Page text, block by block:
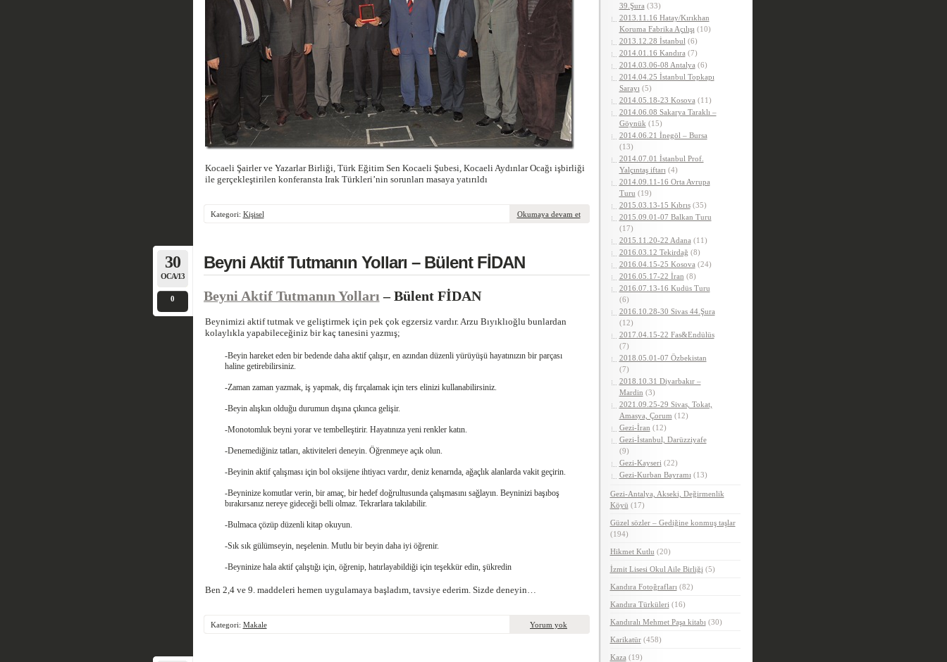
Kocaeli Şairler ve Yazarlar Birliği, Türk Eğitim Sen Kocaeli Şubesi, Kocaeli Aydınlar Ocağı işbirliği
ile gerçekleştirilen konferansta Irak Türkleri’nin sorunları masaya yatırıldı
Kategori: Kişisel Okumaya devam et
30
OCA/13
0
Beyni Aktif Tutmanın Yolları – Bülent FİDAN
Beyni Aktif Tutmanın Yolları – Bülent FİDAN
Beynimizi aktif tutmak ve geliştirmek için pek çok egzersiz vardır. Arzu Bıyıklıoğlu bunlardan
kolaylıkla yapabileceğiniz bir kaç tanesini yazmış;
-Beyin hareket eden bir bedende daha aktif çalışır, en azından düzenli yürüyüşü hayatınızın bir parçası
haline getirebilirsiniz.
-Zaman zaman yazmak, iş yapmak, diş fırçalamak için ters elinizi kullanabilirsiniz.
-Beyin alışkın olduğu durumun dışına çıkınca gelişir.
-Monotomluk beyni yorar ve tembelleştirir. Hayatınıza yeni renkler katın.
-Denemediğiniz tatları, aktiviteleri deneyin. Öğrenmeye açık olun.
-Beyinin aktif çalışması için bol oksijene ihtiyacı vardır, deniz kenarnda, ağaçlık alanlarda vakit geçirin.
-Beyninize komutlar verin, bir amaç, bir hedef doğrultusunda çalışmasını sağlayın. Beyninizi başıboş
bırakırsanız nereye gideceği belli olmaz. Tekrarlara takılabilir.
-Bulmaca çözüp düzenli kitap okuyun.
-Sık sık gülümseyin, neşelenin. Mutlu bir beyin daha iyi öğrenir.
-Beyninize hala aktif çalıştığı için, öğrenip, hatırlayabildiği için teşekkür edin, şükredin
Ben 2,4 ve 9. maddeleri hemen uygulamaya başladım, tavsiye ederim. Sizde deneyin…
Kategori: Makale Yorum yok
39.Şura (33)
2013.11.16 Hatay/Kırıkhan
Koruma Fabrika Açılışı (10)
2013.12.28 İstanbul (6)
2014.01.16 Kandıra (7)
2014.03.06-08 Antalya (6)
2014.04.25 İstanbul Topkapı
Sarayı (5)
2014.05.18-23 Kosova (11)
2014.06.08 Sakarya Taraklı –
Göynük (15)
2014.06.21 İnegöl – Bursa
(13)
2014.07.01 İstanbul Prof.
Yalçıntaş iftarı (4)
2014.09.11-16 Orta Avrupa
Turu (19)
2015.03.13-15 Kıbrıs(35)
2015.09.01-07 Balkan Turu
(17)
2015.11.20-22 Adana (11)
2016.03.12 Tekirdağ (8)
2016.04.15-25 Kosova (24)
2016.05.17-22 İran (8)
2016.07.13-16 Kudüs Turu
(6)
2016.10.28-30 Sivas 44.Şura
(12)
2017.04.15-22 Fas&Endülüs
(7)
2018.05.01-07 Özbekistan
(7)
2018.10.31 Diyarbakır –
Mardin (3)
2021.09.25-29 Sivas, Tokat,
Amasya, Çorum (12)
Gezi-İran (12)
Gezi-İstanbul, Darüzziyafe
(9)
Gezi-Kayseri (22)
Gezi-Kurban Bayramı (13)
Gezi-Antalya, Akseki, Değirmenlik
Köyü (17)
Güzel sözler – Gediğine konmuş taşlar
(194)
Hikmet Kutlu (20)
İzmit Lisesi Okul Aile Birliği (5)
Kandıra Fotoğrafları (82)
Kandıra Türküleri (16)
Kandıralı Mehmet Paşa kitabı (30)
Karikatür(458)
Kaza (19)